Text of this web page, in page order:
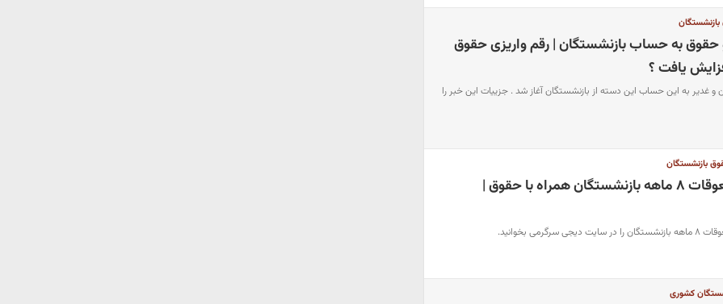
و حقوق به حساب بازنشستگان | رقم واریزی حقوق
یافت ؟
و غدیر به این حساب این دسته از بازنشستگان آغاز شد . جزییات این خبر را
بازنشستگان
احتمال واریز همه معوقات ۸ ماهه بازنشستگان همراه با حقوق |
بخوانید.
کشوری